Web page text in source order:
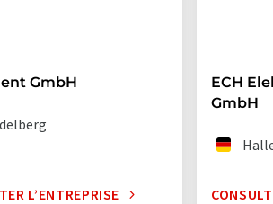
GmbH
L’ENTREPRISE
ECH
GmbH